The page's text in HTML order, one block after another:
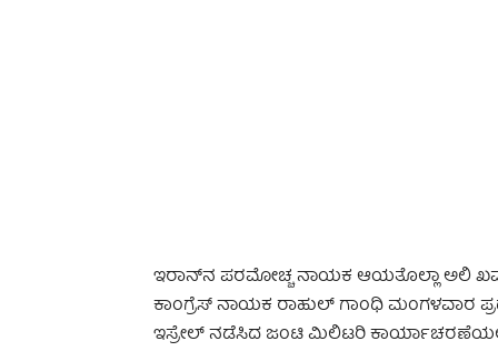
ಇರಾನ್‌ನ ಪರಮೋಚ್ಚ ನಾಯಕ ಆಯತೊಲ್ಲಾ ಅಲಿ
ಕಾಂಗ್ರೆಸ್ ನಾಯಕ ರಾಹುಲ್ ಗಾಂಧಿ ಮಂಗಳವಾರ
ಇಸ್ರೇಲ್ ನಡೆಸಿದ ಜಂಟಿ ಮಿಲಿಟರಿ ಕಾರ್ಯಾಚರಣೆಯಲ್ಲಿ